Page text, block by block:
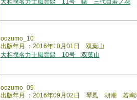
大相撲名力士風雲録 11号 曙 三代目若ノ花
oozumo_10
出版年月 ：2016年10月01日 双葉山
大相撲名力士風雲録 10号 双葉山
oozumo_09
出版年月 ：2016年09月02日 琴風 朝潮 若